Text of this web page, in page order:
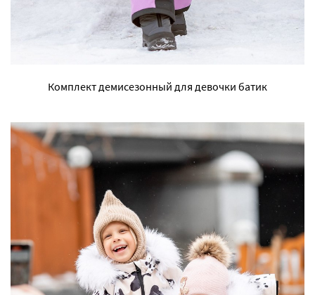
Комплект демисезонный для девочки батик